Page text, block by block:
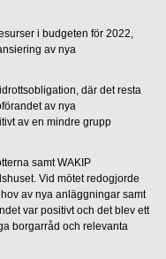
i budgeten för 2022,
av nya
där det resta
av nya
av en mindre grupp
samt WAKIP
Vid mötet redogjorde
av nya anläggningar samt
var positivt och det blev ett
borgarråd och relevanta